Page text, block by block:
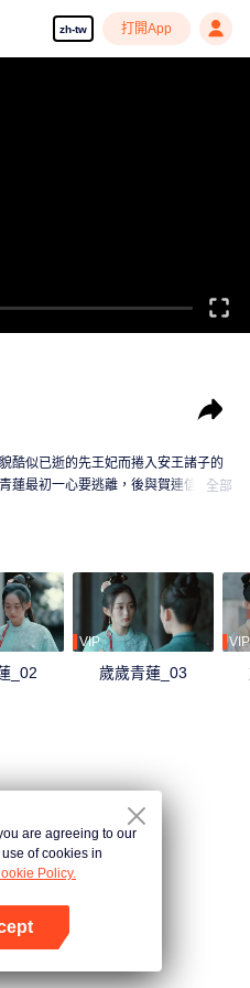
zh-tw 打開App
酷似已逝的先王妃而捲入安王諸子的
蓮最初一心要逃離，後與賀連信歷經
全部
_02
VIP
歲歲青蓮_03
VIP
are agreeing to our
of cookies in
Policy.